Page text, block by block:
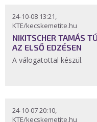
24-10-08 13:21,
KTE/kecskemetite.hu
NIKITSCHER TAMÁS
AZ ELSŐ EDZÉSEN
A válogatottal készül.
24-10-07 20:10,
KTE/kecskemetite.hu